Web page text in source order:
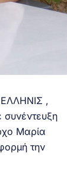
ΕΛΛΗΝΙΣ ,
Μαρία
την